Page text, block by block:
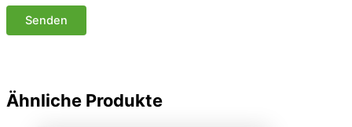
Ähnliche Produkte